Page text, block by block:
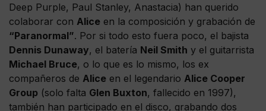
Deep Purple, Paul Stanley, Anastacia) han querido
colaborar con Alice en la composición y grabación de
“Paranormal”. Por si todo esto fuera poco, el bajista
Dennis Dunaway, el batería Neil Smith y el guitarrista
Michael Bruce, o lo que es lo mismo, los ex
compañeros de Alice en el legendario Alice Cooper
Group (solo falta Glen Buxton, fallecido en 1997),
también han participado en el disco, grabando dos